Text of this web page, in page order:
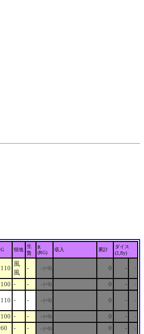
G 領地
生
贄
R
(RG)
収入 累計
ダイス
(2,fly)
110
風
風
- - (+0) 0 - -
100 - - - (+0) 0 - -
110 - - - (+0) 0 - -
100 - - - (+0) 0 - -
60 - - - (+0) 0 - -